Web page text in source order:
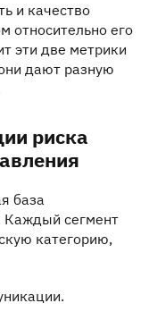
и качество
относительно его
эти две метрики
дают разную
риска
база
Каждый сегмент
категорию,